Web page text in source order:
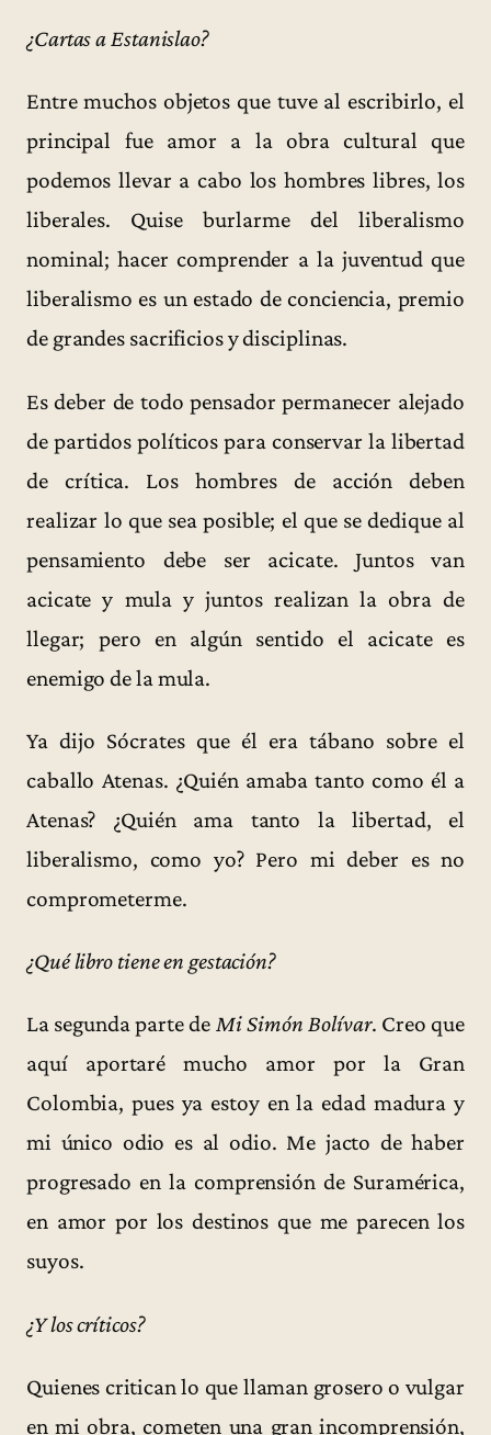
¿Cartas a Estanislao?
Entre muchos objetos que tuve al escribirlo, el
principal fue amor a la obra cultural que
podemos llevar a cabo los hombres libres, los
liberales. Quise burlarme del liberalismo
nominal; hacer comprender a la juventud que
liberalismo es un estado de conciencia, premio
de grandes sacrificios y disciplinas.
Es deber de todo pensador permanecer alejado
de partidos políticos para conservar la libertad
de crítica. Los hombres de acción deben
realizar lo que sea posible; el que se dedique al
pensamiento debe ser acicate. Juntos van
acicate y mula y juntos realizan la obra de
llegar; pero en algún sentido el acicate es
enemigo de la mula.
Ya dijo Sócrates que él era tábano sobre el
caballo Atenas. ¿Quién amaba tanto como él a
Atenas? ¿Quién ama tanto la libertad, el
liberalismo, como yo? Pero mi deber es no
comprometerme.
¿Qué libro tiene en gestación?
La segunda parte de Mi Simón Bolívar. Creo que
aquí aportaré mucho amor por la Gran
Colombia, pues ya estoy en la edad madura y
mi único odio es al odio. Me jacto de haber
progresado en la comprensión de Suramérica,
en amor por los destinos que me parecen los
suyos.
¿Y los críticos?
Quienes critican lo que llaman grosero o vulgar
en mi obra, cometen una gran incomprensión,